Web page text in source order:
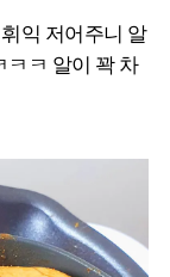
익 저어주니 알
ㅋㅋ 알이 꽉 차